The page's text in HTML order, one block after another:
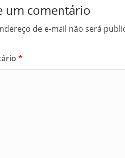
um comentário
de e-mail não será
*